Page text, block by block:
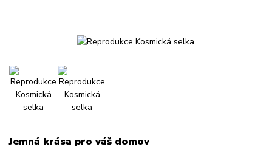
Jemná krása pro váš domov